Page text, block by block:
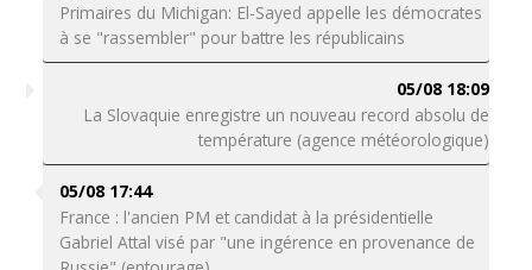
Primaires du Michigan: El-Sayed appelle les démocrates
à se "rassembler" pour battre les républicains
05/08 18:09
La Slovaquie enregistre un nouveau record absolu de
température (agence météorologique)
05/08 17:44
France : l'ancien PM et candidat à la présidentielle
Gabriel Attal visé par "une ingérence en provenance de